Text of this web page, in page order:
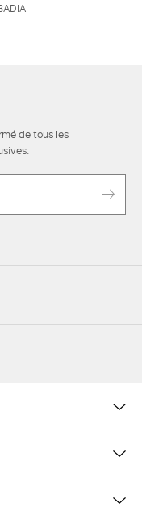
de tous les